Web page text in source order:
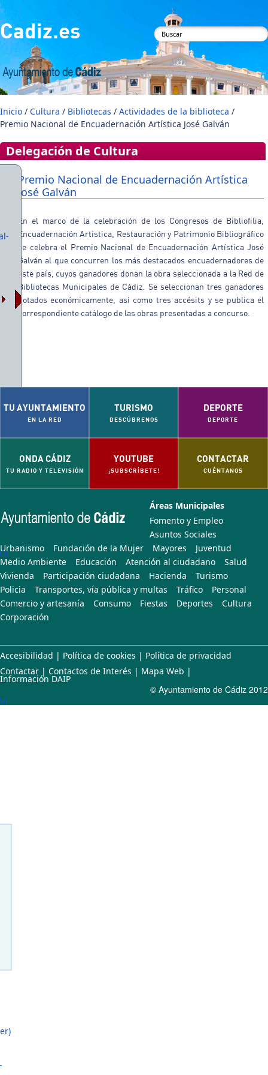
Pasar al contenido principal
Cadiz.es
Formulario de
búsqueda
Inicio / Cultura / Bibliotecas / Actividades de la biblioteca /
Premio Nacional de Encuadernación Artística José Galván
Delegación de Cultura
Premio Nacional de Encuadernación Artística
José Galván
En el marco de la celebración de los Congresos de Bibliofilia,
Encuadernación Artística, Restauración y Patrimonio Bibliográfico
se celebra el Premio Nacional de Encuadernación Artística José
Galván al que concurren los más destacados encuadernadores de
este país, cuyos ganadores donan la obra seleccionada a la Red de
Bibliotecas Municipales de Cádiz. Se seleccionan tres ganadores
dotados económicamente, así como tres accésits y se publica el
correspondiente catálogo de las obras presentadas a concurso.
TU AYUNTAMIENTO
EN LA RED
TURISMO
DESCÚBRENOS
DEPORTE
DEPORTE
ONDA CÁDIZ
TU RADIO Y TELEVISIÓN
YOUTUBE
¡SUBSCRÍBETE!
CONTACTAR
CUÉNTANOS
Áreas Municipales
Fomento y Empleo
Asuntos Sociales
Urbanismo
Fundación de la Mujer Mayores
Juventud
Medio Ambiente
Educación Atención al ciudadano
Salud
Vivienda
Participación ciudadana Hacienda
Turismo
Policia
Transportes, vía pública y multas Tráfico
Personal
Comercio y artesanía
Consumo Fiestas Deportes
Cultura
Corporación
Accesibilidad | Política de cookies | Política de privacidad
Contactar | Contactos de Interés | Mapa Web |
Información DAIP
© Ayuntamiento de Cádiz 2012